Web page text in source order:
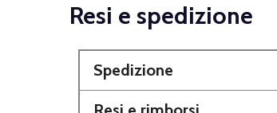
Resi e spedizione
Spedizione